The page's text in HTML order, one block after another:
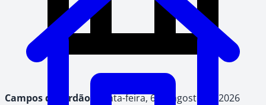
Campos do Jordão, quinta-feira, 6 de agosto de 2026